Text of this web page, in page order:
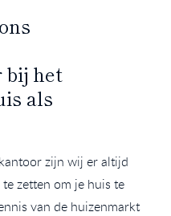
bij het
als
zijn wij er altijd
zetten om je huis te
van de huizenmarkt